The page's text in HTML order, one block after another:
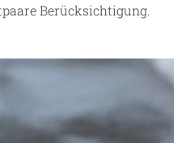
Berücksichtigung.